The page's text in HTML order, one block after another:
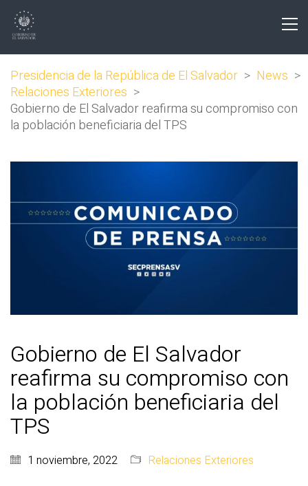
Presidencia de la República de El Salvador > News >
Relaciones Exteriores >
Gobierno de El Salvador reafirma su compromiso con
la población beneficiaria del TPS
Gobierno de El Salvador
reafirma su compromiso con
la población beneficiaria del
TPS
1 noviembre, 2022 Relaciones Exteriores